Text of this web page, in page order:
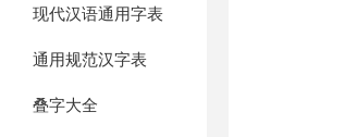
现代汉语通用字表
通用规范汉字表
叠字大全